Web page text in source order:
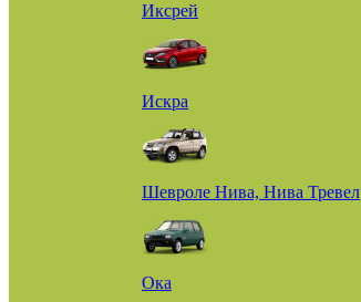
Иксрей
Искра
Шевроле Нива, Нива Тревел
Ока